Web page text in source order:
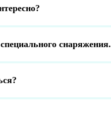
снаряжения.